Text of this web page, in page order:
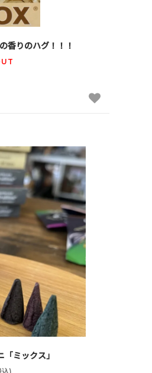
香りのハグ！！！
ミックス」